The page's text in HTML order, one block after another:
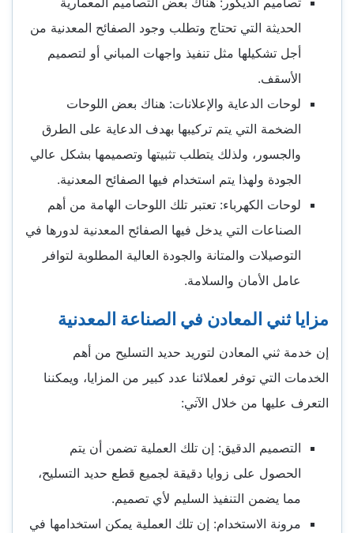
الحديثة التي تحتاج وتطلب وجود الصفائح المعدنية من
أجل تشكيلها مثل تنفيذ واجهات المباني أو لتصميم
الأسقف.
لوحات الدعاية والإعلانات: هناك بعض اللوحات
الضخمة التي يتم تركيبها بهدف الدعاية على الطرق
والجسور، ولذلك يتطلب تثبيتها وتصميمها بشكل عالي
الجودة ولهذا يتم استخدام فيها الصفائح المعدنية.
لوحات الكهرباء: تعتبر تلك اللوحات الهامة من أهم
الصناعات التي يدخل فيها الصفائح المعدنية لدورها في
التوصيلات والمتانة والجودة العالية المطلوبة لتوافر
عامل الأمان والسلامة.
مزايا ثني المعادن في الصناعة المعدنية
إن خدمة ثني المعادن لتوريد حديد التسليح من أهم
الخدمات التي توفر لعملائنا عدد كبير من المزايا، ويمكننا
التعرف عليها من خلال الآتي:
التصميم الدقيق: إن تلك العملية تضمن أن يتم
الحصول على زوايا دقيقة لجميع قطع حديد التسليح،
مما يضمن التنفيذ السليم لأي تصميم.
مرونة الاستخدام: إن تلك العملية يمكن استخدامها في